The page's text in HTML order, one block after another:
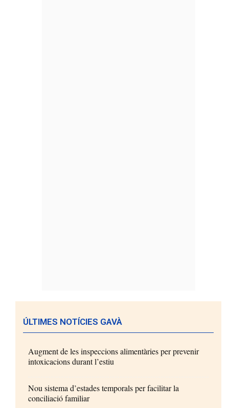
ÚLTIMES NOTÍCIES GAVÀ
Augment de les inspeccions alimentàries per prevenir
intoxicacions durant l’estiu
Nou sistema d’estades temporals per facilitar la
conciliació familiar